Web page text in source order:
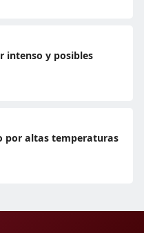
intenso y posibles
por altas temperaturas